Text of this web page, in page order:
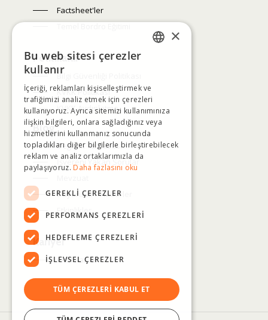
Factsheet'ler
Politikalar
Bilgi Güvenliği Politikası
KVKK Politikası
KVKK Aydınlatma
Blog
Değişim Yelpazesi
İşvereni Yakan Sorular
Duyurular / Haberler
Etkinlikler
Kariyer
Aktif İlanlar
×
Bu web sitesi çerezler
kullanır
İçeriği, reklamları kişiselleştirmek ve
trafiğimizi analiz etmek için çerezleri
kullanıyoruz. Ayrıca sitemizi kullanımınıza
ilişkin bilgileri, onlara sağladığınız veya
hizmetlerini kullanmanız sonucunda
topladıkları diğer bilgilerle birleştirebilecek
reklam ve analiz ortaklarımızla da
paylaşıyoruz. Daha fazlasını oku
GEREKLI ÇEREZLER
PERFORMANS ÇEREZLERI
HEDEFLEME ÇEREZLERI
İŞLEVSEL ÇEREZLER
TÜM ÇEREZLERI KABUL ET